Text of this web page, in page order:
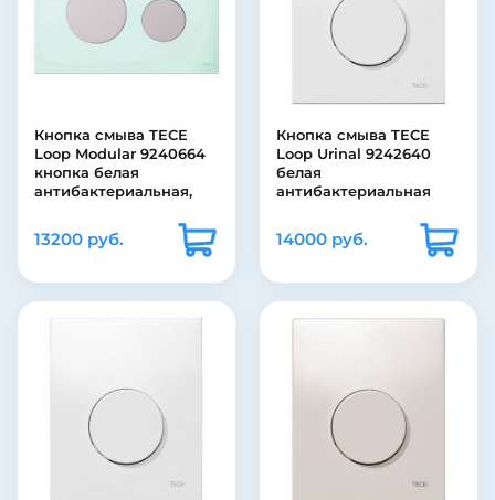
Кнопка смыва TECE
Loop Modular 9240664
кнопка белая
антибактериальная,
13200 руб.
Кнопка смыва TECE
Loop Urinal 9242640
белая
антибактериальная
14000 руб.